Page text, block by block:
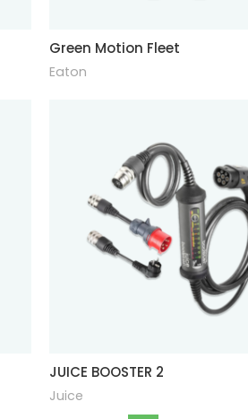
Green Motion Fleet
Eaton
JUICE BOOSTER 2
Juice